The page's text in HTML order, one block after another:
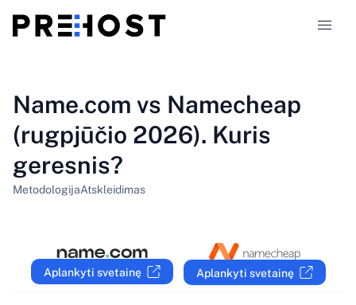
Palyginimai
Kuponai
LT
Name.com vs Namecheap
(rugpjūčio 2026). Kuris
geresnis?
MetodologijaAtskleidimas
Aplankyti svetainę Aplankyti svetainę